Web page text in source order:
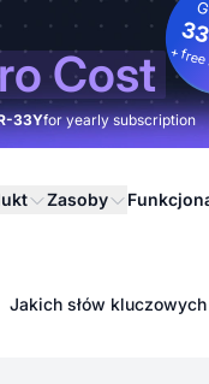
Cost +
33Yfor yearly subscription
Zasoby
Jakich słów